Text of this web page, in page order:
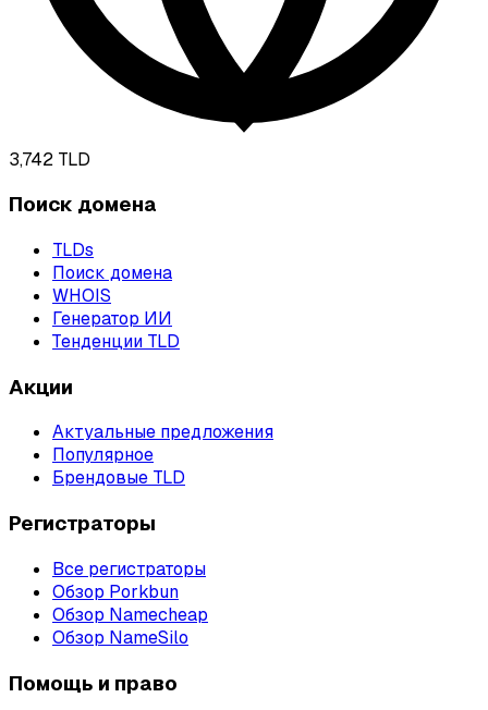
3,742 TLD
Поиск домена
TLDs
Поиск домена
WHOIS
Генератор ИИ
Тенденции TLD
Акции
Актуальные предложения
Популярное
Брендовые TLD
Регистраторы
Все регистраторы
Обзор Porkbun
Обзор Namecheap
Обзор NameSilo
Помощь и право